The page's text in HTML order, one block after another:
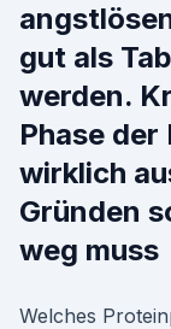
gut als
werden.
Phase
wirklich
Gründen
weg muss
Welches